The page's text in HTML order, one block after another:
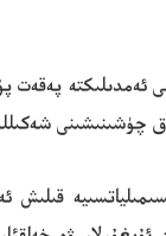
پەقەت
چۈشىنىشىنى
قىلىش